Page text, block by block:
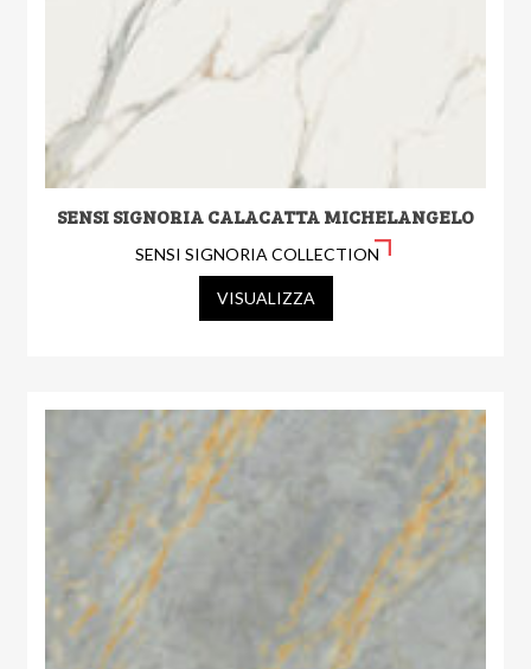
SENSI SIGNORIA CALACATTA MICHELANGELO
SENSI SIGNORIA COLLECTION
VISUALIZZA